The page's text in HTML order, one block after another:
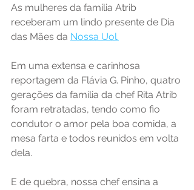
As mulheres da família Atrib
receberam um lindo presente de Dia
das Mães da Nossa Uol.
Em uma extensa e carinhosa
reportagem da Flávia G. Pinho, quatro
gerações da família da chef Rita Atrib
foram retratadas, tendo como fio
condutor o amor pela boa comida, a
mesa farta e todos reunidos em volta
dela.
E de quebra, nossa chef ensina a